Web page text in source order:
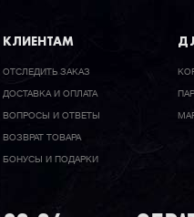
КЛИЕНТАМ
ОТСЛЕДИТЬ ЗАКАЗ
ДОСТАВКА И ОПЛАТА
ВОПРОСЫ И ОТВЕТЫ
ВОЗВРАТ ТОВАРА
БОНУСЫ И ПОДАРКИ